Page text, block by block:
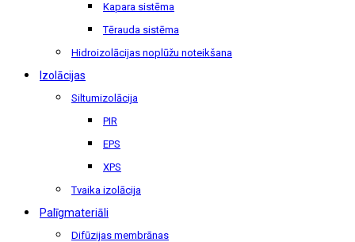
Kapara sistēma
Tērauda sistēma
Hidroizolācijas noplūžu noteikšana
Izolācijas
Siltumizolācija
PIR
EPS
XPS
Tvaika izolācija
Palīgmateriāli
Difūzijas membrānas